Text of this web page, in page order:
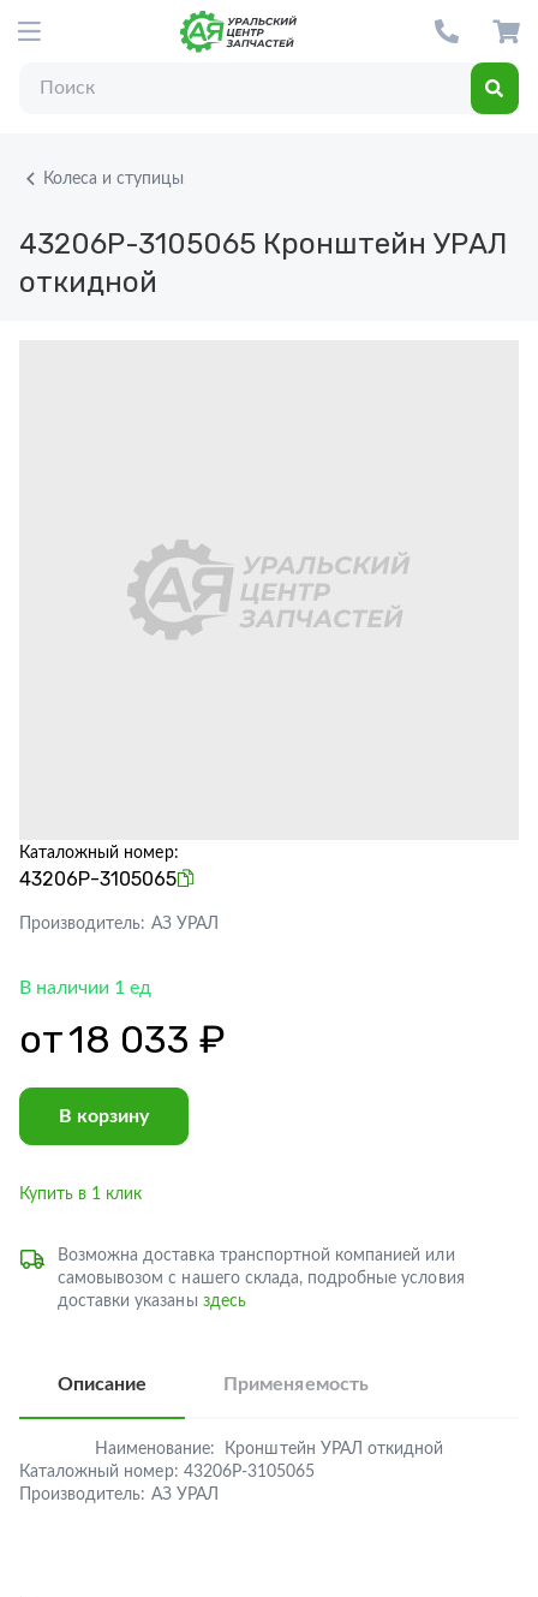
Колеса и ступицы
43206Р-3105065 Кронштейн УРАЛ
откидной
Каталожный номер:
43206Р-3105065
Производитель: АЗ УРАЛ
В наличии 1 ед
от18 033 ₽
В корзину
Купить в 1 клик
Возможна доставка транспортной компанией или
самовывозом с нашего склада, подробные условия
доставки указаны здесь
Описание Применяемость
Наименование:
Кронштейн УРАЛ откидной
Каталожный номер: 43206Р-3105065
Производитель: АЗ УРАЛ